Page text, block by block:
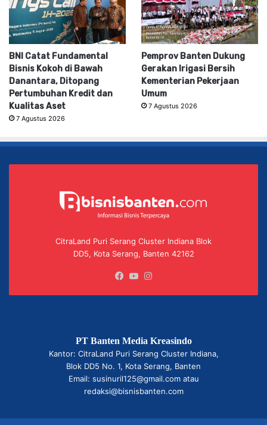
BNI Catat Fundamental
Bisnis Kokoh di Bawah
Danantara, Ditopang
Pertumbuhan Kredit dan
Kualitas Aset
7 Agustus 2026
Pemprov Banten Dukung
Gerakan Irigasi Bersih
Kementerian Pekerjaan
Umum
7 Agustus 2026
CitraLand Puri Serang Cluster Indiana Blok
DD5, Kota Serang, Banten 42162
Facebook
YouTube
PT Banten Media Kreasindo
Kantor: CitraLand Puri Serang Cluster Indiana,
Blok DD5 No. 1, Kota Serang, Banten
Email: susinuril125@gmail.com atau
redaksi@bisnisbanten.com